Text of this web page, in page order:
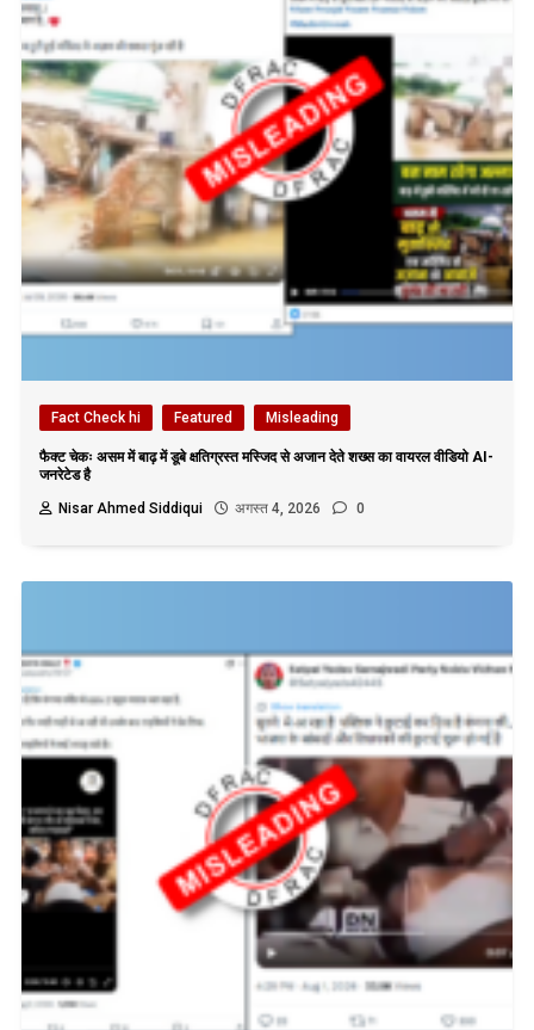
Fact Check hi Featured Misleading
फैक्ट चेकः असम में बाढ़ में डूबे क्षतिग्रस्त मस्जिद से अजान देते शख्स का वायरल वीडियो AI-
जनरेटेड है
Nisar Ahmed Siddiqui
अगस्त 4, 2026 0